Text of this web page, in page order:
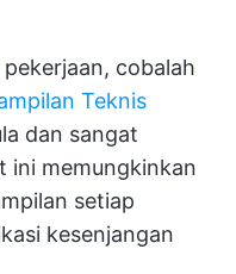
cobalah
Teknis
dan sangat
ini memungkinkan
setiap
kesenjangan